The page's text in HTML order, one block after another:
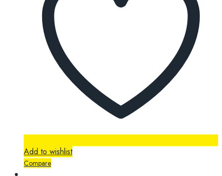
Add to wishlist
Compare